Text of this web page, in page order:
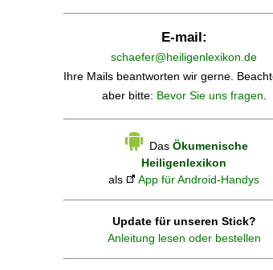
E-mail:
schaefer@heiligenlexikon.de
Ihre Mails beantworten wir gerne.
aber bitte: Bevor Sie uns fragen.
Das Ökumenische
Heiligenlexikon
als
App für Android-Handys
Update für unseren Stick?
Anleitung lesen oder bestellen